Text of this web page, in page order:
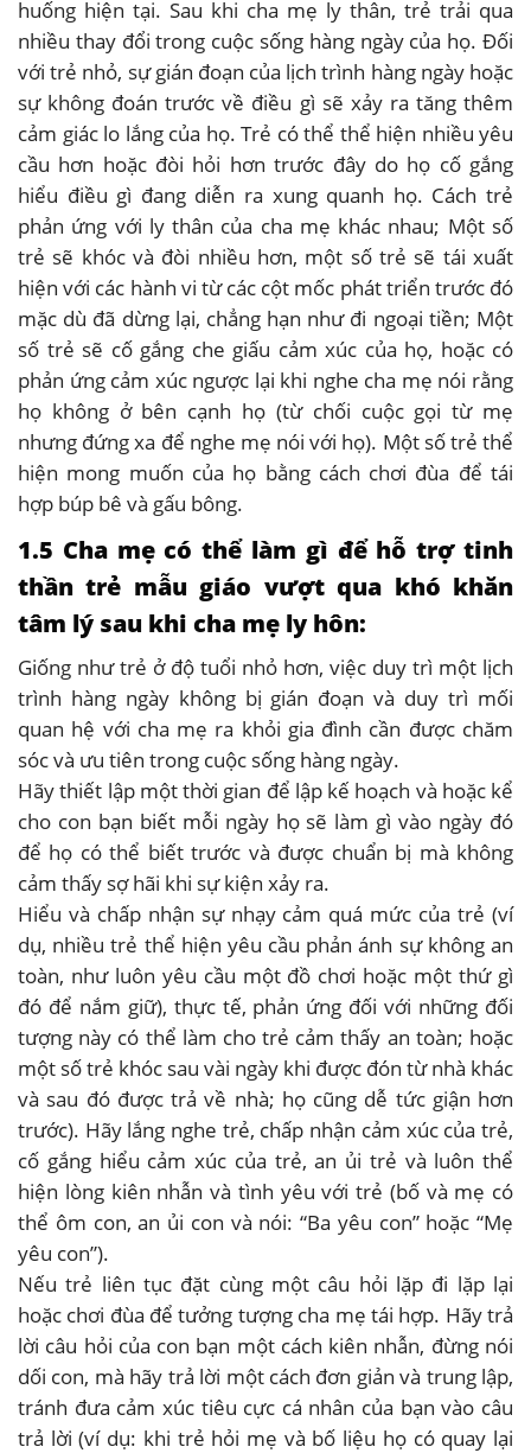
huống hiện tại. Sau khi cha mẹ ly thân, trẻ trải qua
nhiều thay đổi trong cuộc sống hàng ngày của họ. Đối
với trẻ nhỏ, sự gián đoạn của lịch trình hàng ngày hoặc
sự không đoán trước về điều gì sẽ xảy ra tăng thêm
cảm giác lo lắng của họ. Trẻ có thể thể hiện nhiều yêu
cầu hơn hoặc đòi hỏi hơn trước đây do họ cố gắng
hiểu điều gì đang diễn ra xung quanh họ. Cách trẻ
phản ứng với ly thân của cha mẹ khác nhau; Một số
trẻ sẽ khóc và đòi nhiều hơn, một số trẻ sẽ tái xuất
hiện với các hành vi từ các cột mốc phát triển trước đó
mặc dù đã dừng lại, chẳng hạn như đi ngoại tiền; Một
số trẻ sẽ cố gắng che giấu cảm xúc của họ, hoặc có
phản ứng cảm xúc ngược lại khi nghe cha mẹ nói rằng
họ không ở bên cạnh họ (từ chối cuộc gọi từ mẹ
nhưng đứng xa để nghe mẹ nói với họ). Một số trẻ thể
hiện mong muốn của họ bằng cách chơi đùa để tái
hợp búp bê và gấu bông.
1.5 Cha mẹ có thể làm gì để hỗ trợ tinh
thần trẻ mẫu giáo vượt qua khó khăn
tâm lý sau khi cha mẹ ly hôn:
Giống như trẻ ở độ tuổi nhỏ hơn, việc duy trì một lịch
trình hàng ngày không bị gián đoạn và duy trì mối
quan hệ với cha mẹ ra khỏi gia đình cần được chăm
sóc và ưu tiên trong cuộc sống hàng ngày.
Hãy thiết lập một thời gian để lập kế hoạch và hoặc kể
cho con bạn biết mỗi ngày họ sẽ làm gì vào ngày đó
để họ có thể biết trước và được chuẩn bị mà không
cảm thấy sợ hãi khi sự kiện xảy ra.
Hiểu và chấp nhận sự nhạy cảm quá mức của trẻ (ví
dụ, nhiều trẻ thể hiện yêu cầu phản ánh sự không an
toàn, như luôn yêu cầu một đồ chơi hoặc một thứ gì
đó để nắm giữ), thực tế, phản ứng đối với những đối
tượng này có thể làm cho trẻ cảm thấy an toàn; hoặc
một số trẻ khóc sau vài ngày khi được đón từ nhà khác
và sau đó được trả về nhà; họ cũng dễ tức giận hơn
trước). Hãy lắng nghe trẻ, chấp nhận cảm xúc của trẻ,
cố gắng hiểu cảm xúc của trẻ, an ủi trẻ và luôn thể
hiện lòng kiên nhẫn và tình yêu với trẻ (bố và mẹ có
thể ôm con, an ủi con và nói: “Ba yêu con” hoặc “Mẹ
yêu con”).
Nếu trẻ liên tục đặt cùng một câu hỏi lặp đi lặp lại
hoặc chơi đùa để tưởng tượng cha mẹ tái hợp. Hãy trả
lời câu hỏi của con bạn một cách kiên nhẫn, đừng nói
dối con, mà hãy trả lời một cách đơn giản và trung lập,
tránh đưa cảm xúc tiêu cực cá nhân của bạn vào câu
trả lời (ví dụ: khi trẻ hỏi mẹ và bố liệu họ có quay lại